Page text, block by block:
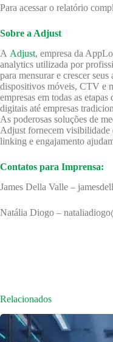
Para acessar o relatório
Sobre a Adjust
A Adjust, empresa da
analytics utilizada por
para mensurar e crescer
dispositivos móveis, CTV e
empresas em todas as
digitais até empresas
As poderosas soluções de
Adjust fornecem visibilidade
linking e engajamento
Contatos para Imprensa:
James Della Valle –
Natália Diogo –
Relacionados